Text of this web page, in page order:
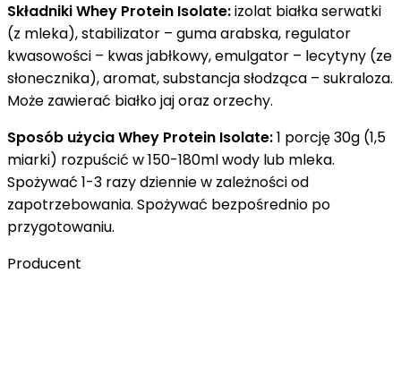
Składniki Whey Protein Isolate:izolat białka serwatki
(z mleka), stabilizator – guma arabska, regulator
kwasowości – kwas jabłkowy, emulgator – lecytyny (ze
słonecznika), aromat, substancja słodząca – sukraloza.
Może zawierać białko jaj oraz orzechy.
Sposób użycia Whey Protein Isolate:1 porcję 30g (1,5
miarki) rozpuścić w 150-180ml wody lub mleka.
Spożywać 1-3 razy dziennie w zależności od
zapotrzebowania. Spożywać bezpośrednio po
przygotowaniu.
Producent